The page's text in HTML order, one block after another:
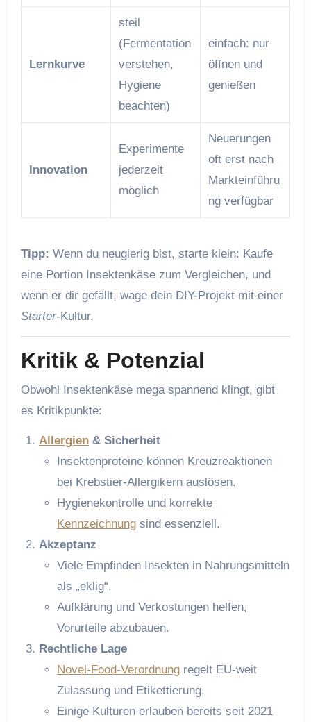
Lernkurve
steil
(Fermentation
verstehen,
Hygiene
beachten)
einfach: nur
öffnen und
genießen
Innovation
Experimente
jederzeit
möglich
Neuerungen
oft erst nach
Markteinführu
ng verfügbar
Tipp: Wenn du neugierig bist, starte klein: Kaufe
eine Portion Insektenkäse zum Vergleichen, und
wenn er dir gefällt, wage dein DIY-Projekt mit einer
Starter-Kultur.
Kritik & Potenzial
Obwohl Insektenkäse mega spannend klingt, gibt
es Kritikpunkte:
Allergien& Sicherheit
Insektenproteine können Kreuzreaktionen
bei Krebstier-Allergikern auslösen.
Hygienekontrolle und korrekte
Kennzeichnungsind essenziell.
Akzeptanz
Viele Empfinden Insekten in Nahrungsmitteln
als „eklig“.
Aufklärung und Verkostungen helfen,
Vorurteile abzubauen.
Rechtliche Lage
Novel-Food-Verordnungregelt EU-weit
Zulassung und Etikettierung.
Einige Kulturen erlauben bereits seit 2021